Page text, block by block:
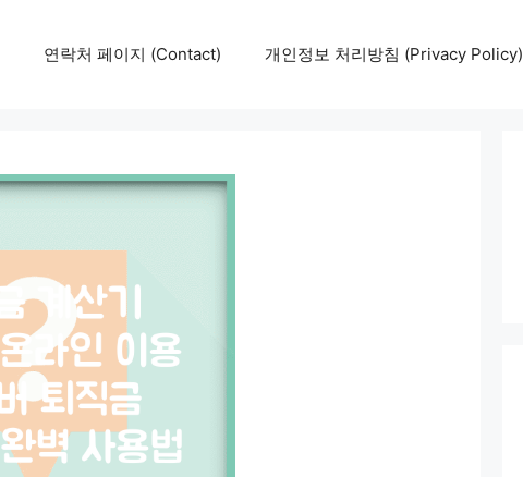
연락처 페이지 (Contact) 개인정보 처리방침 (Privacy Policy)